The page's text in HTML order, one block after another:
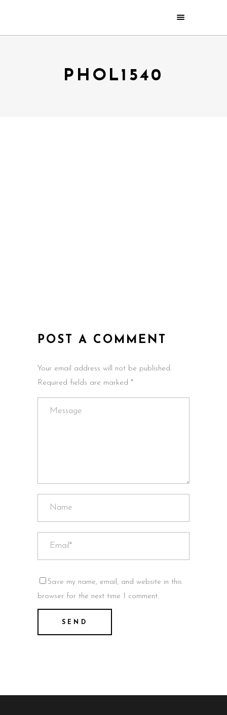
PHOL1540
POST A COMMENT
Your email address will not be published.
Required fields are marked *
Save my name, email, and website in this
browser for the next time I comment.